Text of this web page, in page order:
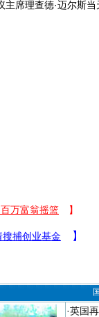
主席理查德·迈尔斯
·英国